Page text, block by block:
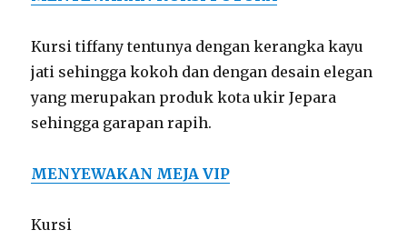
Kursi tiffany tentunya dengan kerangka kayu
jati sehingga kokoh dan dengan desain elegan
yang merupakan produk kota ukir Jepara
sehingga garapan rapih.
MENYEWAKAN MEJA VIP
Kursi